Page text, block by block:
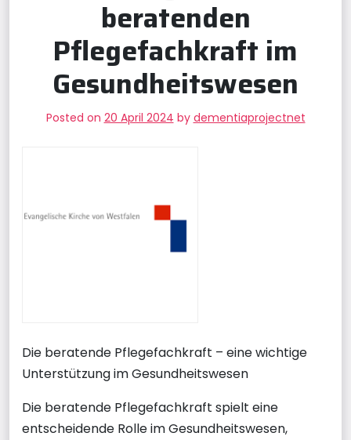
beratenden
Pflegefachkraft im
Gesundheitswesen
Posted on 20 April 2024 by dementiaprojectnet
Die beratende Pflegefachkraft – eine wichtige
Unterstützung im Gesundheitswesen
Die beratende Pflegefachkraft spielt eine
entscheidende Rolle im Gesundheitswesen,